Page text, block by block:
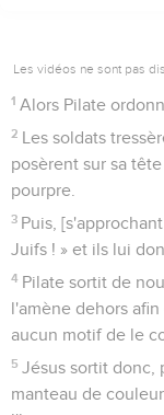
Les vidéos ne sont pas
1 Alors Pilate
2 Les soldats
posèrent sur sa
pourpre.
3 Puis,
Juifs ! » et ils lui
4 Pilate sortit de
l'amène dehors
aucun motif de le
5 Jésus sortit donc,
manteau de